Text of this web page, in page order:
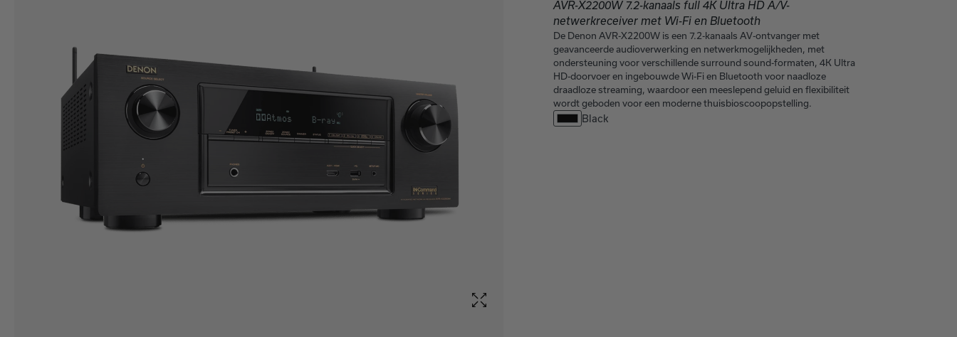
AVR-X2200W 7.2-kanaals full 4K Ultra HD A/V-
netwerkreceiver met Wi-Fi en Bluetooth
De Denon AVR-X2200W is een 7.2-kanaals AV-ontvanger met
geavanceerde audioverwerking en netwerkmogelijkheden, met
ondersteuning voor verschillende surround sound-formaten, 4K Ultra
HD-doorvoer en ingebouwde Wi-Fi en Bluetooth voor naadloze
draadloze streaming, waardoor een meeslepend geluid en flexibiliteit
wordt geboden voor een moderne thuisbioscoopopstelling.
Black